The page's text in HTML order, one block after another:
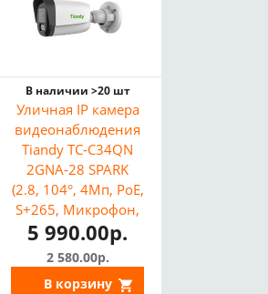
В наличии >20 шт
Уличная IP камера
видеонаблюдения
Tiandy TC-C34QN
2GNA-28 SPARK
(2.8, 104°, 4Мп, PoE,
S+265, Микрофон,
ИИ, ИК 30м, IP67)
5 990.00р.
2 580.00р.
В корзину